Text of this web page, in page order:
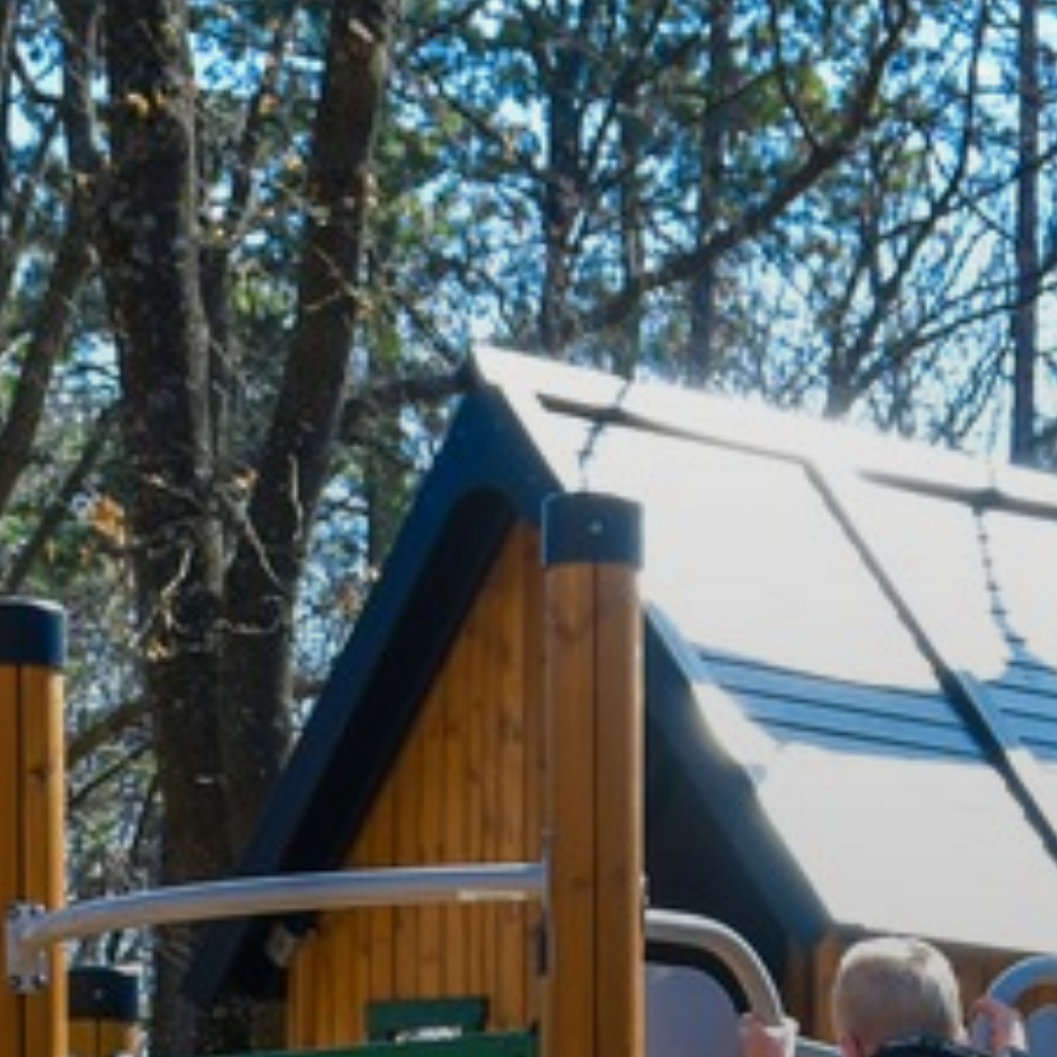
KIEMELT
LÁTVÁNYOSSÁGOK
GYÖNGYÖS
VÁROS
ÉRTÉKTÁRA
VÁROSUNKRÓL
LAKOSSÁGI
INFORMÁCIÓK
HASZNOS
KVÍZ
A
VÁROS
PÉNZÜGYEI
KÖLTSÉGVETÉSI
RENDELETEK